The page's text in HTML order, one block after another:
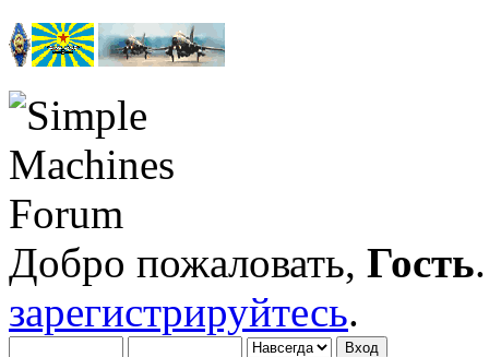
Добро пожаловать, Гость
зарегистрируйтесь.